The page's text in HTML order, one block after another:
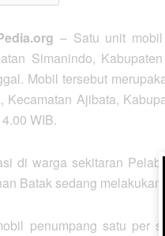
– Satu unit
Simanindo,
Mobil tersebut
Kecamatan Ajibata,
WIB.
di warga sekitaran
Batak sedang
penumpang satu per